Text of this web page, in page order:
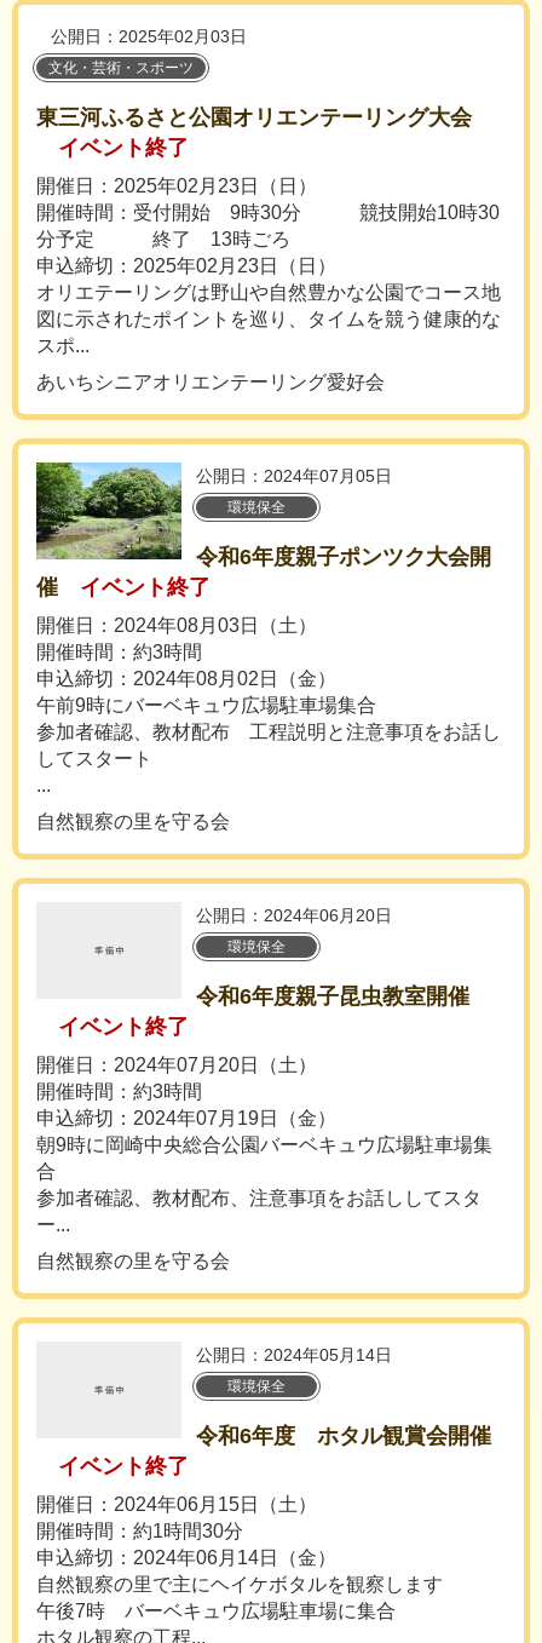
公開日：2025年02月03日
文化・芸術・スポーツ
東三河ふるさと公園オリエンテーリング大会
イベント終了
開催日：2025年02月23日（日）
開催時間：受付開始 9時30分 競技開始10時30
分予定 終了 13時ごろ
申込締切：2025年02月23日（日）
オリエテーリングは野山や自然豊かな公園でコース地
図に示されたポイントを巡り、タイムを競う健康的な
スポ...
あいちシニアオリエンテーリング愛好会
公開日：2024年07月05日
環境保全
令和6年度親子ポンツク大会開
催
イベント終了
開催日：2024年08月03日（土）
開催時間：約3時間
申込締切：2024年08月02日（金）
午前9時にバーベキュウ広場駐車場集合
参加者確認、教材配布 工程説明と注意事項をお話し
してスタート
...
自然観察の里を守る会
公開日：2024年06月20日
環境保全
令和6年度親子昆虫教室開催
イベント終了
開催日：2024年07月20日（土）
開催時間：約3時間
申込締切：2024年07月19日（金）
朝9時に岡崎中央総合公園バーベキュウ広場駐車場集
合
参加者確認、教材配布、注意事項をお話ししてスタ
ー...
自然観察の里を守る会
公開日：2024年05月14日
環境保全
令和6年度 ホタル観賞会開催
イベント終了
開催日：2024年06月15日（土）
開催時間：約1時間30分
申込締切：2024年06月14日（金）
自然観察の里で主にヘイケボタルを観察します
午後7時 バーベキュウ広場駐車場に集合
ホタル観察の工程...